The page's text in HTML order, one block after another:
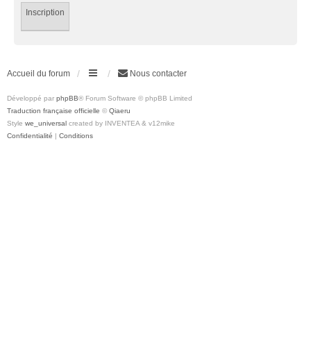
Inscription
Accueil du forum Nous contacter
Développé par phpBB® Forum Software © phpBB Limited
Traduction française officielle © Qiaeru
Style we_universal created by INVENTEA & v12mike
Confidentialité | Conditions